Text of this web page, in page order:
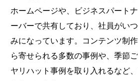
ホームページや、ビジネスパート
ーバーで共有しており、社員がい
みになっています。コンテンツ制
ら寄せられる多数の事例や、季節
ヤリハット事例を取り入れるなど